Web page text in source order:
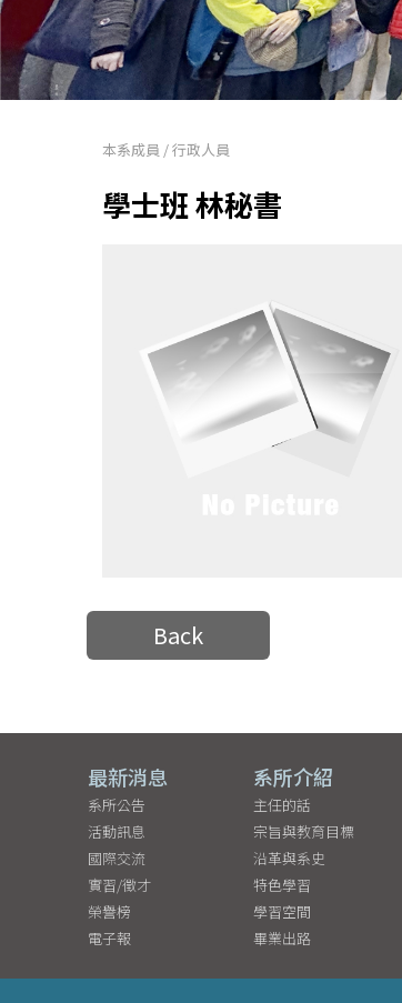
本系成員 /行政人員
學士班 林秘書
Back
最新消息
系所公告
活動訊息
國際交流
實習/徵才
榮譽榜
電子報
系所介紹
主任的話
宗旨與教育目標
沿革與系史
特色學習
學習空間
畢業出路